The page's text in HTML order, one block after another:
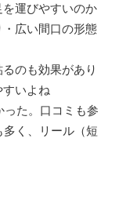
を運びやすいのか
広い間口の形態
のも効果があり
いよね
った。口コミも参
く、リール（短